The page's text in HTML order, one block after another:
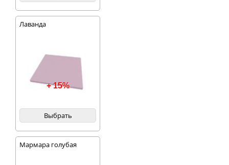
Лаванда
+ 15%
Выбрать
Мармара голубая